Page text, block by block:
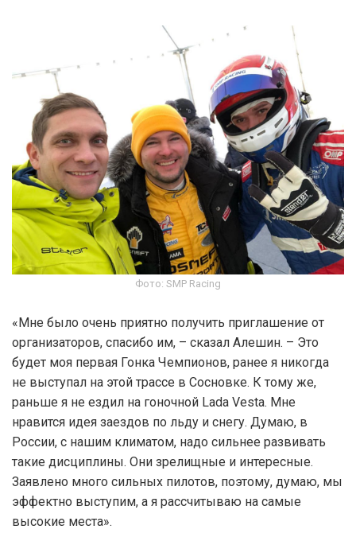
Фото: SMP Racing
«Мне было очень приятно получить приглашение от
организаторов, спасибо им, – сказал Алешин. – Это
будет моя первая Гонка Чемпионов, ранее я никогда
не выступал на этой трассе в Сосновке. К тому же,
раньше я не ездил на гоночной Lada Vesta. Мне
нравится идея заездов по льду и снегу. Думаю, в
России, с нашим климатом, надо сильнее развивать
такие дисциплины. Они зрелищные и интересные.
Заявлено много сильных пилотов, поэтому, думаю, мы
эффектно выступим, а я рассчитываю на самые
высокие места».